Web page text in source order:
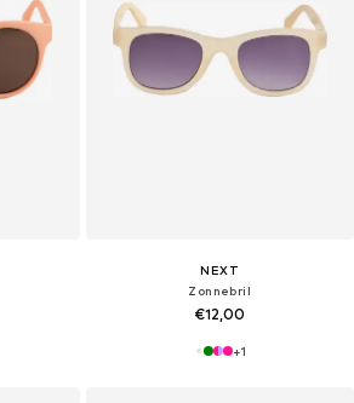
NEXT
Zonnebril
€12,00
+1